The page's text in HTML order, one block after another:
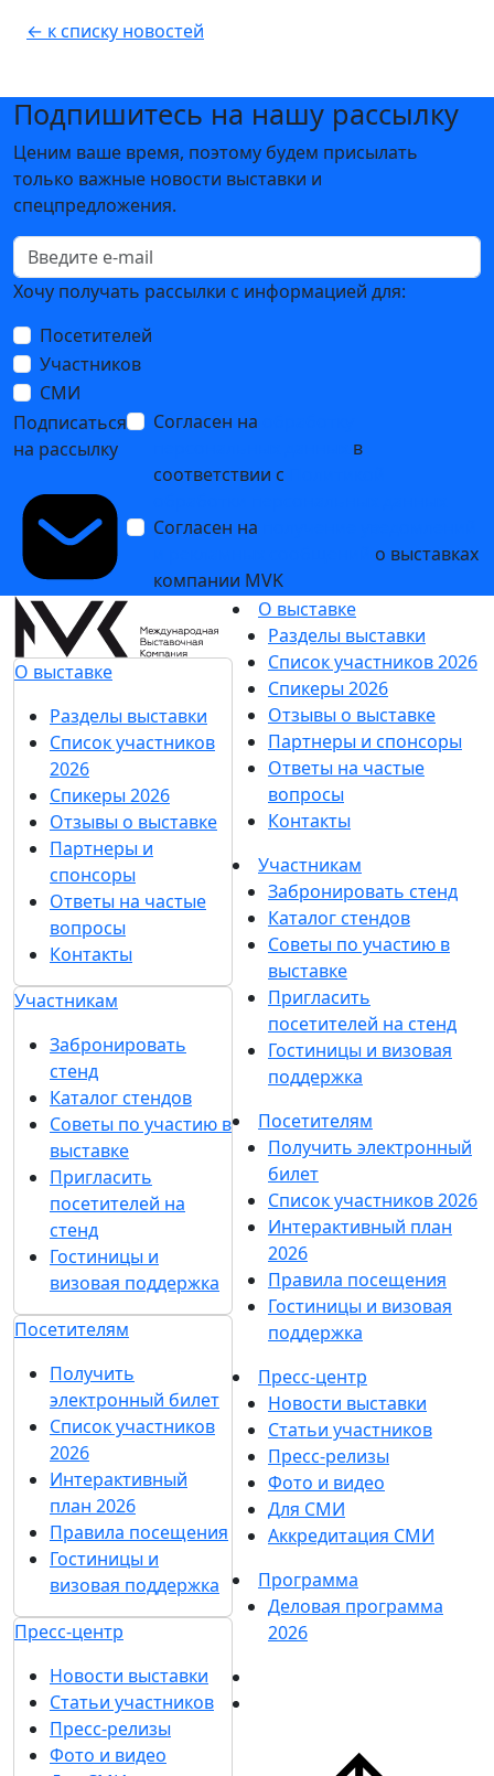
← к списку новостей
Подпишитесь на нашу рассылку
Ценим ваше время, поэтому будем присылать
только важные новости выставки и
спецпредложения.
Хочу получать рассылки с информацией для:
Посетителей
Участников
СМИ
Подписаться
на рассылку
Согласен на
в
соответствии с
Согласен на
о выставках
компании MVK
О выставке
Разделы выставки
Список участников
2026
Спикеры 2026
Отзывы о выставке
Партнеры и
спонсоры
Ответы на частые
вопросы
Контакты
Участникам
Забронировать
стенд
Каталог стендов
Советы по участию в
выставке
Пригласить
посетителей на
стенд
Гостиницы и
визовая поддержка
Посетителям
Получить
электронный билет
Список участников
2026
Интерактивный
план 2026
Правила посещения
Гостиницы и
визовая поддержка
Пресс-центр
Новости выставки
Статьи участников
Пресс-релизы
Фото и видео
О выставке
Разделы выставки
Список участников 2026
Спикеры 2026
Отзывы о выставке
Партнеры и спонсоры
Ответы на частые
вопросы
Контакты
Участникам
Забронировать стенд
Каталог стендов
Советы по участию в
выставке
Пригласить
посетителей на стенд
Гостиницы и визовая
поддержка
Посетителям
Получить электронный
билет
Список участников 2026
Интерактивный план
2026
Правила посещения
Гостиницы и визовая
поддержка
Пресс-центр
Новости выставки
Статьи участников
Пресс-релизы
Фото и видео
Для СМИ
Аккредитация СМИ
Программа
Деловая программа
2026